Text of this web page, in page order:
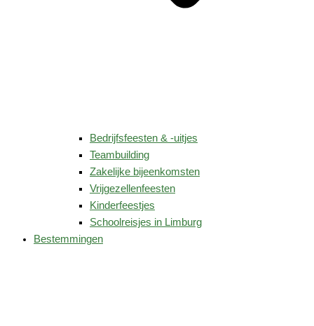
Bedrijfsfeesten & -uitjes
Teambuilding
Zakelijke bijeenkomsten
Vrijgezellenfeesten
Kinderfeestjes
Schoolreisjes in Limburg
Bestemmingen